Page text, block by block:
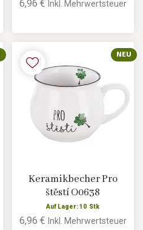
6,96 € Inkl. Mehrwertsteuer
NEU
Keramikbecher Pro
štěstí O0638
Auf Lager: 10 Stk
6,96 € Inkl. Mehrwertsteuer